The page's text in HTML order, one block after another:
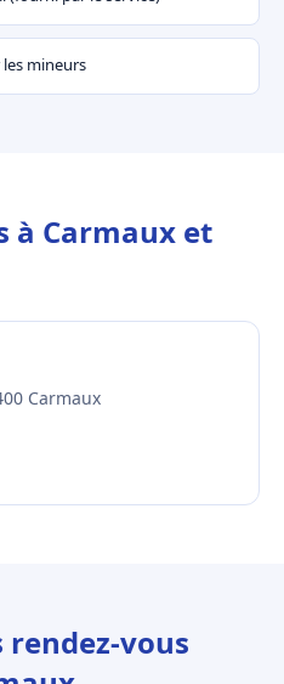
mineurs
à Carmaux et
Carmaux
vous